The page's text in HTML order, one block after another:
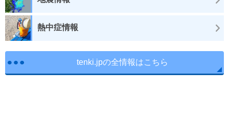
熱中症情報
tenki.jpの全情報はこちら